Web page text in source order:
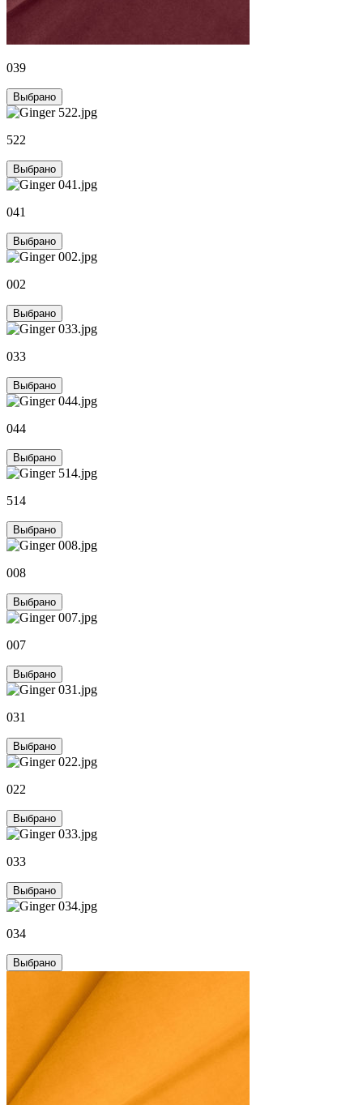
039
Выбрано
522
Выбрано
041
Выбрано
002
Выбрано
033
Выбрано
044
Выбрано
514
Выбрано
008
Выбрано
007
Выбрано
031
Выбрано
022
Выбрано
033
Выбрано
034
Выбрано